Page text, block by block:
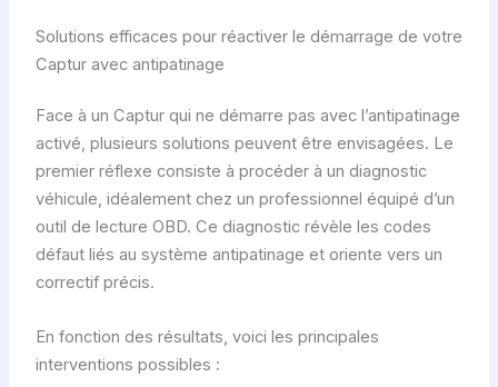
Solutions efficaces pour réactiver le démarrage de votre
Captur avec antipatinage
Face à un Captur qui ne démarre pas avec l’antipatinage
activé, plusieurs solutions peuvent être envisagées. Le
premier réflexe consiste à procéder à un diagnostic
véhicule, idéalement chez un professionnel équipé d’un
outil de lecture OBD. Ce diagnostic révèle les codes
défaut liés au système antipatinage et oriente vers un
correctif précis.
En fonction des résultats, voici les principales
interventions possibles :